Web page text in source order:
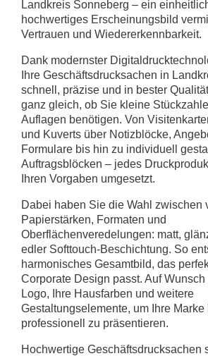
Landkreis Sonneberg – ein
hochwertiges Erscheinungsbild
Vertrauen und Wiedererkennbarkeit.
Dank modernster
Ihre Geschäftsdrucksachen in
schnell, präzise und in bester
ganz gleich, ob Sie kleine
Auflagen benötigen. Von
und Kuverts über Notizblöcke,
Formulare bis hin zu individuell
Auftragsblöcken – jedes
Ihren Vorgaben umgesetzt.
Dabei haben Sie die Wahl zwischen
Papierstärken, Formaten und
Oberflächenveredelungen: matt,
edler Softtouch-Beschichtung. So
harmonisches Gesamtbild, das
Corporate Design passt. Auf
Logo, Ihre Hausfarben und weitere
Gestaltungselemente, um Ihre Marke
professionell zu präsentieren.
Hochwertige Geschäftsdrucksachen